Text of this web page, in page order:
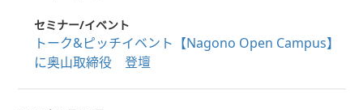
セミナー/イベント
トーク&ピッチイベント【Nagono Open Campus】
に奥山取締役 登壇